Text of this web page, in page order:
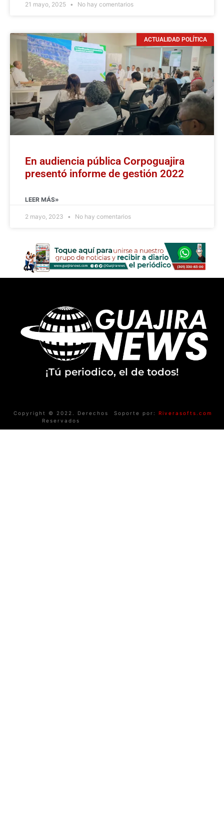
21 mayo, 2025 No hay comentarios
ACTUALIDAD POLÍTICA
En audiencia pública Corpoguajira
presentó informe de gestión 2022
LEER MÁS»
2 mayo, 2023 No hay comentarios
¡Tú periodico, el de todos!
Copyright © 2022. Derechos
Reservados
Soporte por: Riverasofts.com